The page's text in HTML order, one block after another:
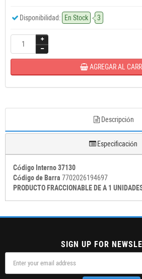
Disponibilidad: En Stock 3
AGREGAR AL
Descripción
Especificación
Código Interno 37130
Código de Barra 7702026194697
PRODUCTO FRACCIONABLE DE A 1
SIGN UP FOR